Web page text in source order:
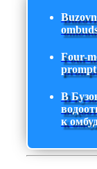
Four-
prompt
В
к